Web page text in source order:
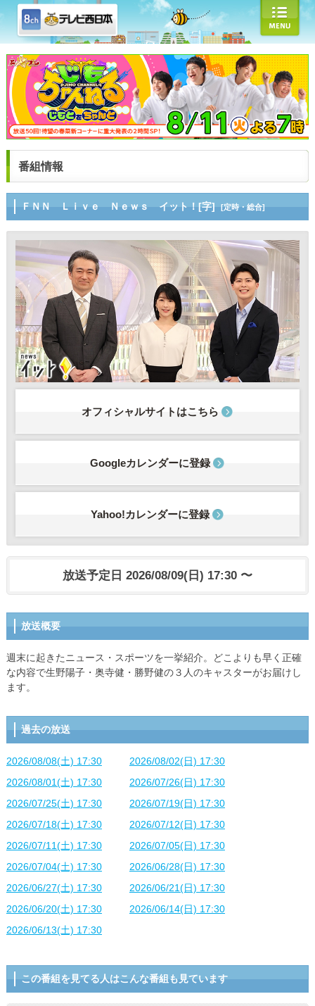
番組情報
ＦＮＮ Ｌｉｖｅ Ｎｅｗｓ イット！[字] [定時・総合]
オフィシャルサイトはこちら
Googleカレンダーに登録
Yahoo!カレンダーに登録
放送予定日 2026/08/09(日) 17:30 〜
放送概要
週末に起きたニュース・スポーツを一挙紹介。どこよりも早く正確
な内容で生野陽子・奥寺健・勝野健の３人のキャスターがお届けし
ます。
過去の放送
2026/08/08(土) 17:30
2026/08/02(日) 17:30
2026/08/01(土) 17:30
2026/07/26(日) 17:30
2026/07/25(土) 17:30
2026/07/19(日) 17:30
2026/07/18(土) 17:30
2026/07/12(日) 17:30
2026/07/11(土) 17:30
2026/07/05(日) 17:30
2026/07/04(土) 17:30
2026/06/28(日) 17:30
2026/06/27(土) 17:30
2026/06/21(日) 17:30
2026/06/20(土) 17:30
2026/06/14(日) 17:30
2026/06/13(土) 17:30
この番組を見てる人はこんな番組も見ています